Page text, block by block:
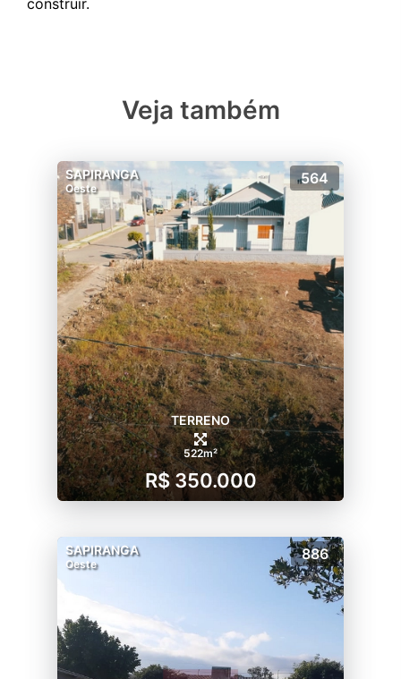
Veja também
SAPIRANGA
Oeste
564
TERRENO
522m²
R$ 350.000
SAPIRANGA
Oeste
886